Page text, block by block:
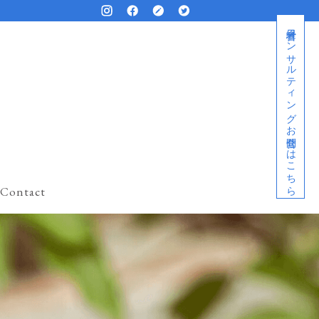
経営者コンサルティングお問合せはこちら
Contact